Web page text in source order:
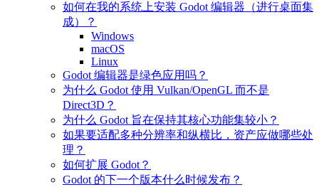
如何在我的系统上安装 Godot 编辑器（进行桌面集
成）？
Windows
macOS
Linux
Godot 编辑器是绿色应用吗？
为什么 Godot 使用 Vulkan/OpenGL 而不是
Direct3D？
为什么 Godot 旨在保持其核心功能集较小？
如果要适配多种分辨率和纵横比，资产应做哪些处
理？
如何扩展 Godot？
Godot 的下一个版本什么时候发布？